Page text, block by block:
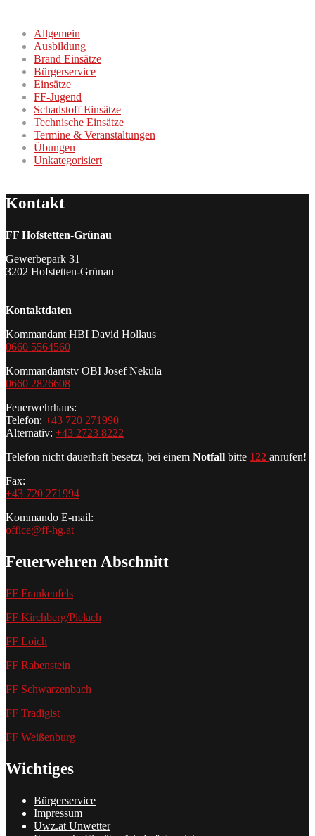
Allgemein
Ausbildung
Brand Einsätze
Bürgerservice
Einsätze
FF-Jugend
Schadstoff Einsätze
Technische Einsätze
Termine & Veranstaltungen
Übungen
Unkategorisiert
Kontakt
FF Hofstetten-Grünau
Gewerbepark 31
3202 Hofstetten-Grünau
Kontaktdaten
Kommandant HBI David Hollaus
0660 5564560
Kommandantstv OBI Josef Nekula
0660 2826608
Feuerwehrhaus:
Telefon: +43 720 271990
Alternativ: +43 2723 8222
Telefon nicht dauerhaft besetzt, bei einem Notfall bitte 122 anrufen!
Fax:
+43 720 271994
Kommando E-mail:
office@ff-hg.at
Feuerwehren Abschnitt
FF Frankenfels
FF Kirchberg/Pielach
FF Loich
FF Rabenstein
FF Schwarzenbach
FF Tradigist
FF Weißenburg
Wichtiges
Bürgerservice
Impressum
Uwz.at Unwetter